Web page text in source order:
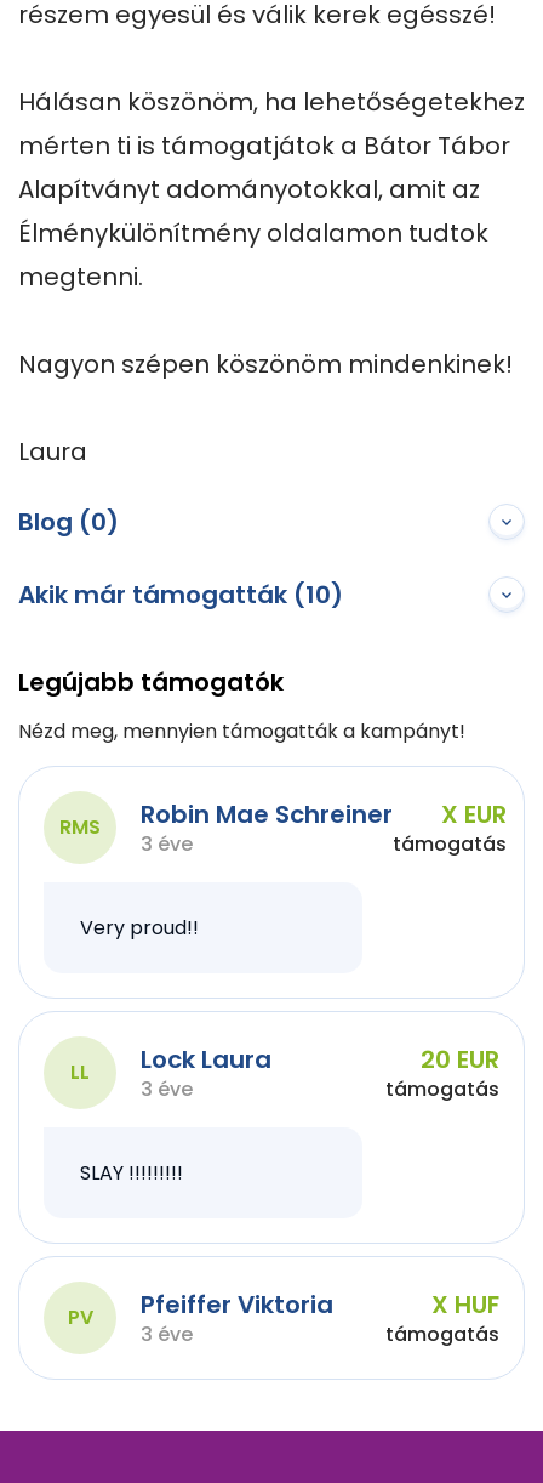
részem egyesül és válik kerek egésszé!
Hálásan köszönöm, ha lehetőségetekhez
mérten ti is támogatjátok a Bátor Tábor
Alapítványt adományotokkal, amit az
Élménykülönítmény oldalamon tudtok
megtenni.
Nagyon szépen köszönöm mindenkinek!
Laura
Blog (0)
Akik már támogatták (10)
Legújabb támogatók
Nézd meg, mennyien támogatták a kampányt!
RMS Robin Mae Schreiner
3 éve
X EUR
támogatás
Very proud!!
LL Lock Laura
3 éve
20 EUR
támogatás
SLAY !!!!!!!!!
PV Pfeiffer Viktoria
3 éve
X HUF
támogatás